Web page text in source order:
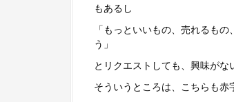
もあるし
「もっといいもの、売れるも
う」
とリクエストしても、興味がな
そういうところは、こちらも赤